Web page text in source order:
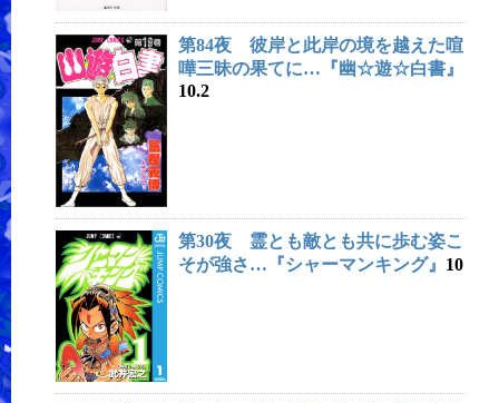
第84夜 彼岸と此岸の境を越えた喧
嘩三昧の果てに…『幽☆遊☆白書』
10.2
第30夜 霊とも敵とも共に歩む姿こ
そが強さ…『シャーマンキング』 10